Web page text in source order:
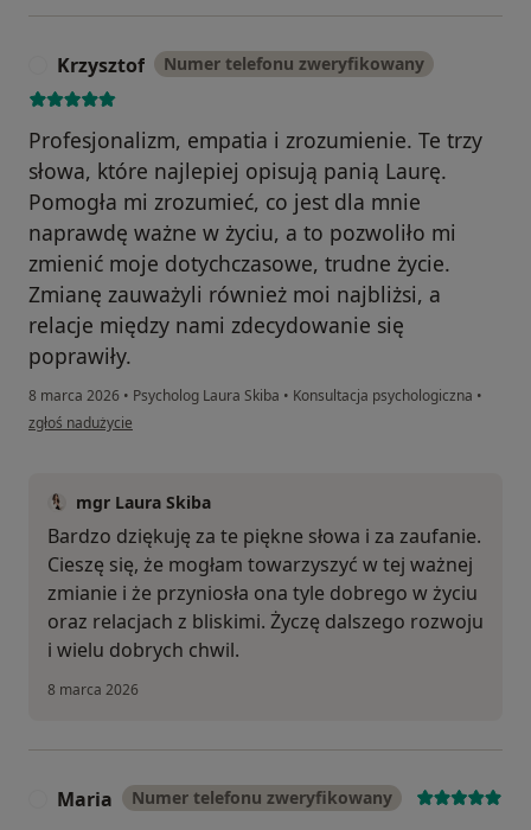
Krzysztof Numer telefonu zweryfikowany
Profesjonalizm, empatia i zrozumienie. Te trzy
słowa, które najlepiej opisują panią Laurę.
Pomogła mi zrozumieć, co jest dla mnie
naprawdę ważne w życiu, a to pozwoliło mi
zmienić moje dotychczasowe, trudne życie.
Zmianę zauważyli również moi najbliżsi, a
relacje między nami zdecydowanie się
poprawiły.
8 marca 2026 • Psycholog Laura Skiba • Konsultacja psychologiczna •
w opinii użytkownika Krzysztof
zgłoś nadużycie
mgr Laura Skiba
Bardzo dziękuję za te piękne słowa i za zaufanie.
Cieszę się, że mogłam towarzyszyć w tej ważnej
zmianie i że przyniosła ona tyle dobrego w życiu
oraz relacjach z bliskimi. Życzę dalszego rozwoju
i wielu dobrych chwil.
8 marca 2026
Maria Numer telefonu zweryfikowany